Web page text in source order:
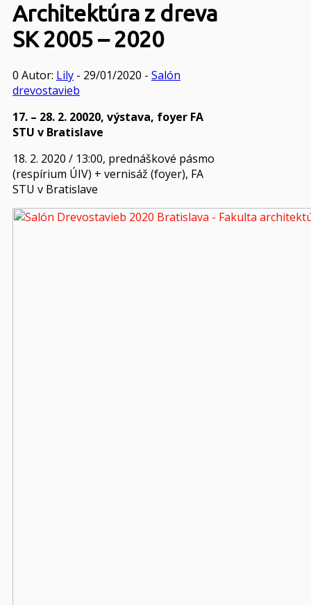
Architektúra z dreva
SK 2005 – 2020
0 Autor: Lily - 29/01/2020 - Salón
drevostavieb
17. – 28. 2. 20020, výstava, foyer FA
STU v Bratislave
18. 2. 2020 / 13:00, prednáškové pásmo
(respírium ÚIV) + vernisáž (foyer), FA
STU v Bratislave